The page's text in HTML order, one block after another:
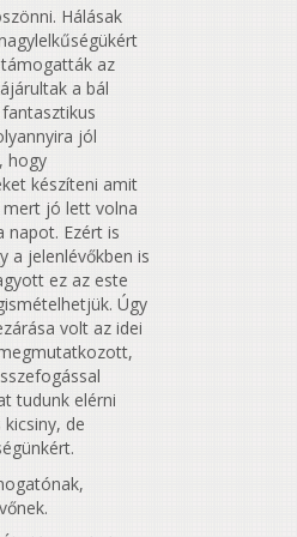
Hálásak
az
a bál
jól
hogy
készíteni amit
jó lett volna
napot. Ezért is
a jelenlévőkben is
ez az este
Úgy
volt az idei
tudunk elérni
de